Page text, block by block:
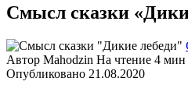
Смысл сказки
Автор Mahodzin На чтение 4 мин
Опубликовано 21.08.2020